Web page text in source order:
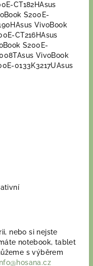
CT182HAsus
S200E-
VivoBook
CT216HAsus
S200E-
VivoBook
0133K3217UAsus
nebo si nejste
notebook, tablet
s výběrem